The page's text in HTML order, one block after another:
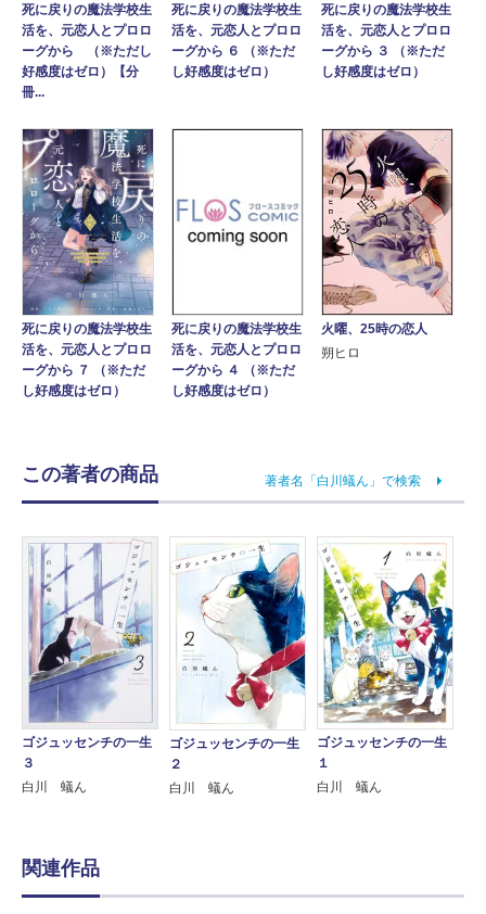
死に戻りの魔法学校生
活を、元恋人とプロロ
ーグから （※ただし
好感度はゼロ）【分
冊...
死に戻りの魔法学校生
活を、元恋人とプロロ
ーグから ６ （※ただ
し好感度はゼロ）
死に戻りの魔法学校生
活を、元恋人とプロロ
ーグから ３ （※ただ
し好感度はゼロ）
死に戻りの魔法学校生
活を、元恋人とプロロ
ーグから ７ （※ただ
し好感度はゼロ）
死に戻りの魔法学校生
活を、元恋人とプロロ
ーグから ４ （※ただ
し好感度はゼロ）
火曜、25時の恋人
朔ヒロ
この著者の商品 著者名「白川蟻ん」で検索
ゴジュッセンチの一生
３
白川 蟻ん
ゴジュッセンチの一生
２
白川 蟻ん
ゴジュッセンチの一生
１
白川 蟻ん
関連作品